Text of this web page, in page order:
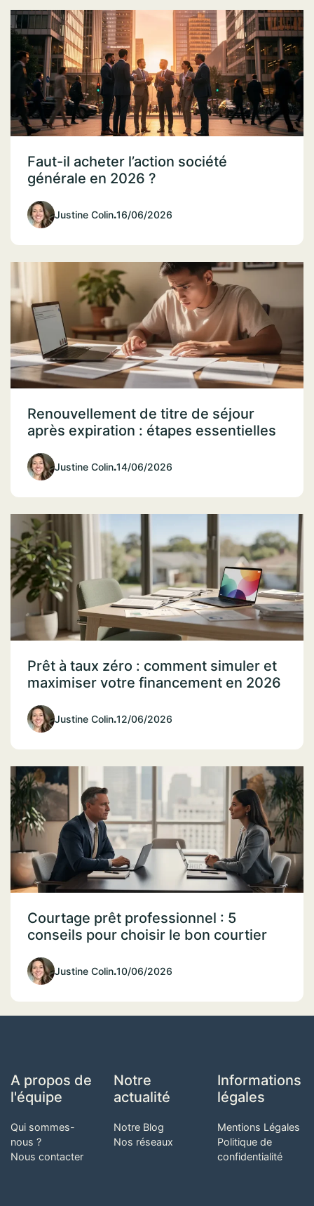
Faut-il acheter l’action société
générale en 2026 ?
Justine Colin.16/06/2026
Renouvellement de titre de séjour
après expiration : étapes essentielles
Justine Colin.14/06/2026
Prêt à taux zéro : comment simuler et
maximiser votre financement en 2026
Justine Colin.12/06/2026
Courtage prêt professionnel : 5
conseils pour choisir le bon courtier
Justine Colin.10/06/2026
A propos de
l'équipe
Qui sommes-
nous ?
Nous contacter
Notre
actualité
Notre Blog
Nos réseaux
Informations
légales
Mentions Légales
Politique de
confidentialité